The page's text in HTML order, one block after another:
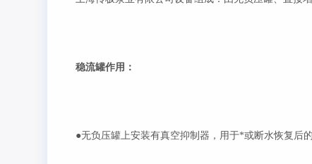
稳流罐作用：
●无负压罐上安装有真空抑制器，用于*或断水恢复后